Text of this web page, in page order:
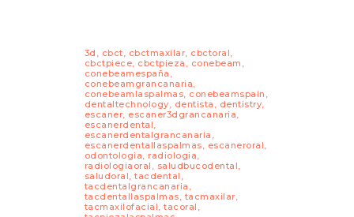
3d , cbct, cbctmaxilar, cbctoral,
cbctpiece, cbctpieza , conebeam ,
conebeamespaña ,
conebeamgrancanaria,
conebeamlaspalmas, conebeamspain ,
dentaltechnology, dentista , dentistry,
escaner, escaner3dgrancanaria,
escanerdental,
escanerdentalgrancanaria ,
escanerdentallaspalmas, escaneroral,
odontologia, radiologia,
radiologiaoral , saludbucodental,
saludoral, tacdental ,
tacdentalgrancanaria ,
tacdentallaspalmas, tacmaxilar,
tacmaxilofacial, tacoral ,